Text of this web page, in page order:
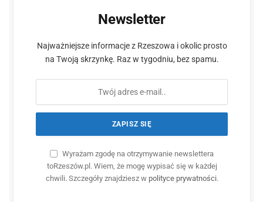
Newsletter
Najważniejsze informacje z Rzeszowa i okolic prosto
na Twoją skrzynkę. Raz w tygodniu, bez spamu.
Wyrażam zgodę na otrzymywanie newslettera
toRzeszów.pl. Wiem, że mogę wypisać się w każdej
chwili. Szczegóły znajdziesz w polityce prywatności.